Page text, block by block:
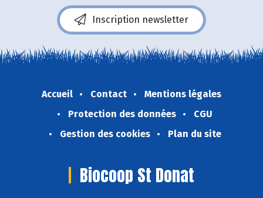
Inscription newsletter
Accueil Contact
Mentions légales
Protection des données
CGU
Gestion des cookies
Plan du site
Biocoop St Donat